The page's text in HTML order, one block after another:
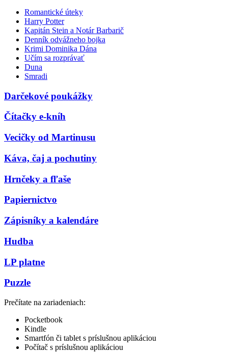
Romantické úteky
Harry Potter
Kapitán Stein a Notár Barbarič
Denník odvážneho bojka
Krimi Dominika Dána
Učím sa rozprávať
Duna
Smradi
Darčekové poukážky
Čítačky e-kníh
Vecičky od Martinusu
Káva, čaj a pochutiny
Hrnčeky a fľaše
Papiernictvo
Zápisníky a kalendáre
Hudba
LP platne
Puzzle
Prečítate na zariadeniach:
Pocketbook
Kindle
Smartfón či tablet s príslušnou aplikáciou
Počítač s príslušnou aplikáciou